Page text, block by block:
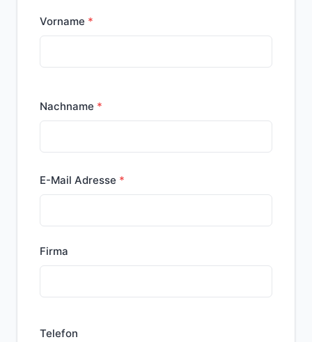
Vorname
Nachname
E-Mail Adresse
Firma
Telefon